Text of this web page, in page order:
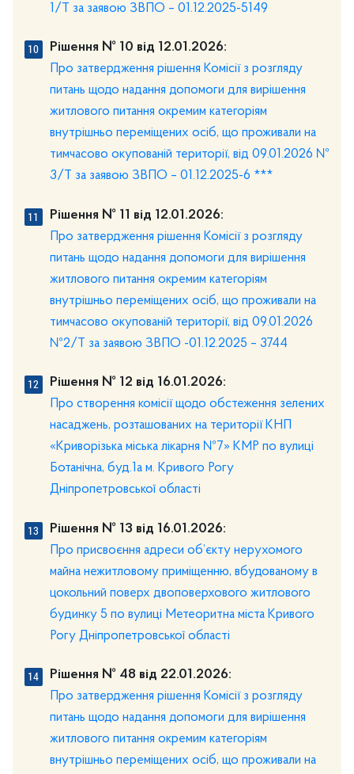
1/Т за заявою ЗВПО – 01.12.2025-5149
Рішення № 10 від 12.01.2026:
Про затвердження рішення Комісії з розгляду
питань щодо надання допомоги для вирішення
житлового питання окремим категоріям
внутрішньо переміщених осіб, що проживали на
тимчасово окупованій території, від 09.01.2026 №
3/Т за заявою ЗВПО – 01.12.2025-6 ***
Рішення № 11 від 12.01.2026:
Про затвердження рішення Комісії з розгляду
питань щодо надання допомоги для вирішення
житлового питання окремим категоріям
внутрішньо переміщених осіб, що проживали на
тимчасово окупованій території, від 09.01.2026
№2/Т за заявою ЗВПО -01.12.2025 – 3744
Рішення № 12 від 16.01.2026:
Про створення комісії щодо обстеження зелених
насаджень, розташованих на території КНП
«Криворізька міська лікарня №7» КМР по вулиці
Ботанічна, буд.1а м. Кривого Рогу
Дніпропетровської області
Рішення № 13 від 16.01.2026:
Про присвоєння адреси об’єкту нерухомого
майна нежитловому приміщенню, вбудованому в
цокольний поверх двоповерхового житлового
будинку 5 по вулиці Метеоритна міста Кривого
Рогу Дніпропетровської області
Рішення № 48 від 22.01.2026:
Про затвердження рішення Комісії з розгляду
питань щодо надання допомоги для вирішення
житлового питання окремим категоріям
внутрішньо переміщених осіб, що проживали на